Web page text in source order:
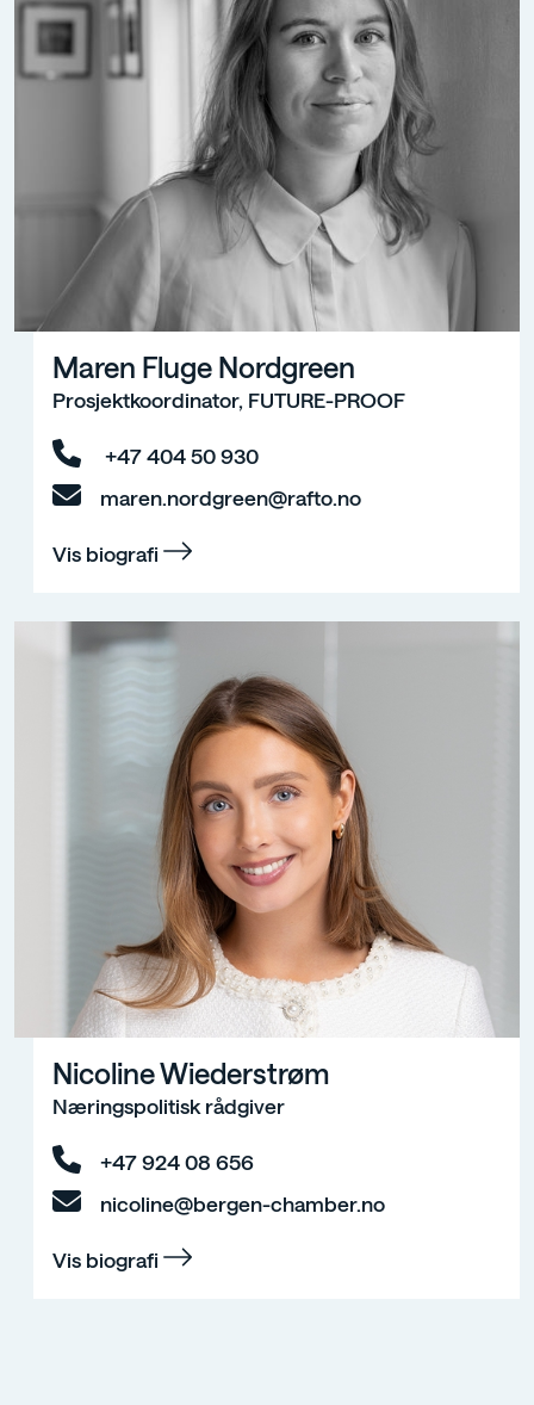
Maren Fluge Nordgreen
Prosjektkoordinator, FUTURE-PROOF
+47 404 50 930
maren.nordgreen@rafto.no
Vis biografi
Nicoline Wiederstrøm
Næringspolitisk rådgiver
+47 924 08 656
nicoline@bergen-chamber.no
Vis biografi